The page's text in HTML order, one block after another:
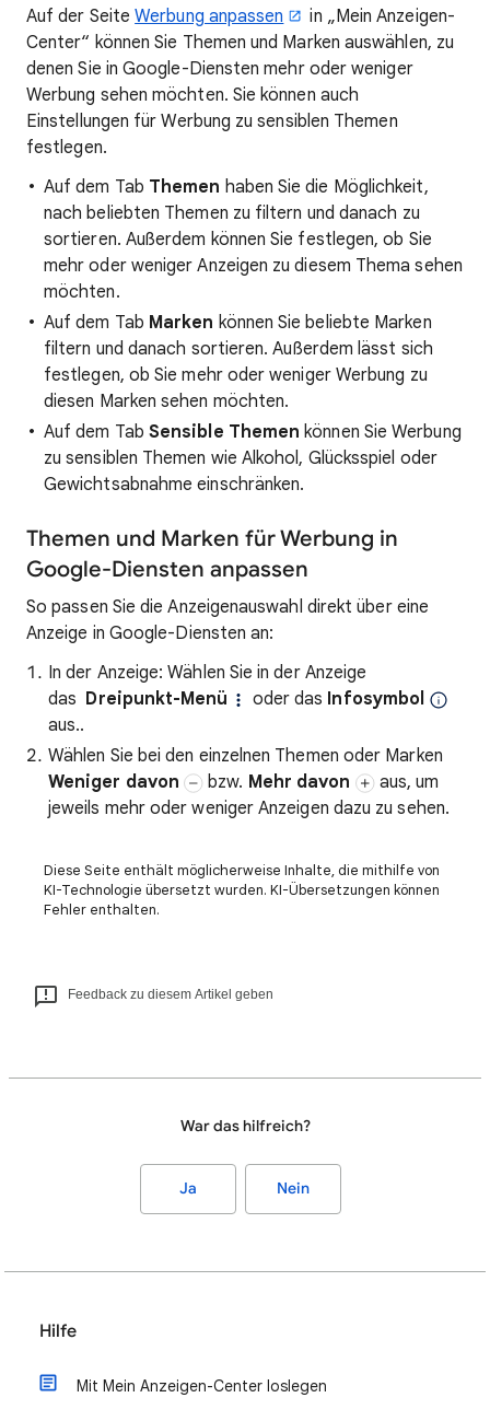
Auf der SeiteWerbung anpassen
in „Mein Anzeigen-
Center“ können Sie Themen und Marken auswählen, zu
denen Sie in Google-Diensten mehr oder weniger
Werbung sehen möchten. Sie können auch
Einstellungen für Werbung zu sensiblen Themen
festlegen.
Auf dem Tab Themen haben Sie die Möglichkeit,
nach beliebten Themen zu filtern und danach zu
sortieren. Außerdem können Sie festlegen, ob Sie
mehr oder weniger Anzeigen zu diesem Thema sehen
möchten.
Auf dem Tab Marken können Sie beliebte Marken
filtern und danach sortieren. Außerdem lässt sich
festlegen, ob Sie mehr oder weniger Werbung zu
diesen Marken sehen möchten.
Auf dem Tab Sensible Themen können Sie Werbung
zu sensiblen Themen wie Alkohol, Glücksspiel oder
Gewichtsabnahme einschränken.
Themen und Marken für Werbung in
Google-Diensten anpassen
So passen Sie die Anzeigenauswahl direkt über eine
Anzeige in Google-Diensten an:
In der Anzeige: Wählen Sie in der Anzeige
das Dreipunkt-Menü oder das Infosymbol
aus..
Wählen Sie bei den einzelnen Themen oder Marken
Weniger davon
bzw. Mehr davon
aus, um
jeweils mehr oder weniger Anzeigen dazu zu sehen.
Diese Seite enthält möglicherweise Inhalte, die mithilfe von
KI-Technologie übersetzt wurden. KI-Übersetzungen können
Fehler enthalten.
Feedback zu diesem Artikel geben
War das hilfreich?
Ja Nein
Hilfe
Mit Mein Anzeigen-Center loslegen